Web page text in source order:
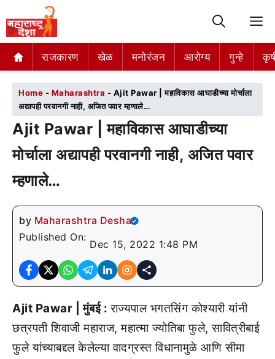
राजकारण खेळ मनोरंजन आरोग्य गुन्हे
राजकारण खेळ मनोरंजन आरोग्य गुन्हे
Home - Maharashtra - Ajit Pawar | महाविकास आघाडीच्या मोर्चाला
अद्यापही परवानगी नाही, अजित पवार म्हणाले…
Ajit Pawar | महाविकास आघाडीच्या
मोर्चाला अद्यापही परवानगी नाही, अजित पवार
म्हणाले…
by Maharashtra Desha
Published On:
Dec 15, 2022 1:48 PM
Ajit Pawar | मुंबई :राज्यपाल भगतसिंग कोश्यारी यांनी
छत्रपती शिवाजी महाराज, महात्मा ज्योतिबा फुले, सावित्रीबाई
फुले यांच्याबद्दल केलेल्या वादग्रस्त विधानामुळे आणि सीमा